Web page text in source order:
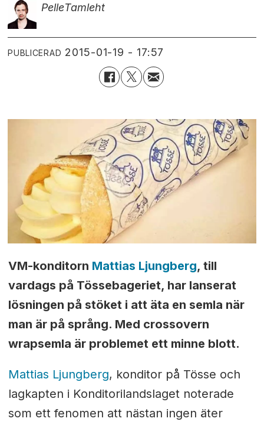
PelleTamleht
PUBLICERAD 2015-01-19 - 17:57
VM-konditorn Mattias Ljungberg, till
vardags på Tössebageriet, har lanserat
lösningen på stöket i att äta en semla när
man är på språng. Med crossovern
wrapsemla är problemet ett minne blott.
Mattias Ljungberg, konditor på Tösse och
lagkapten i Konditorilandslaget noterade
som ett fenomen att nästan ingen äter